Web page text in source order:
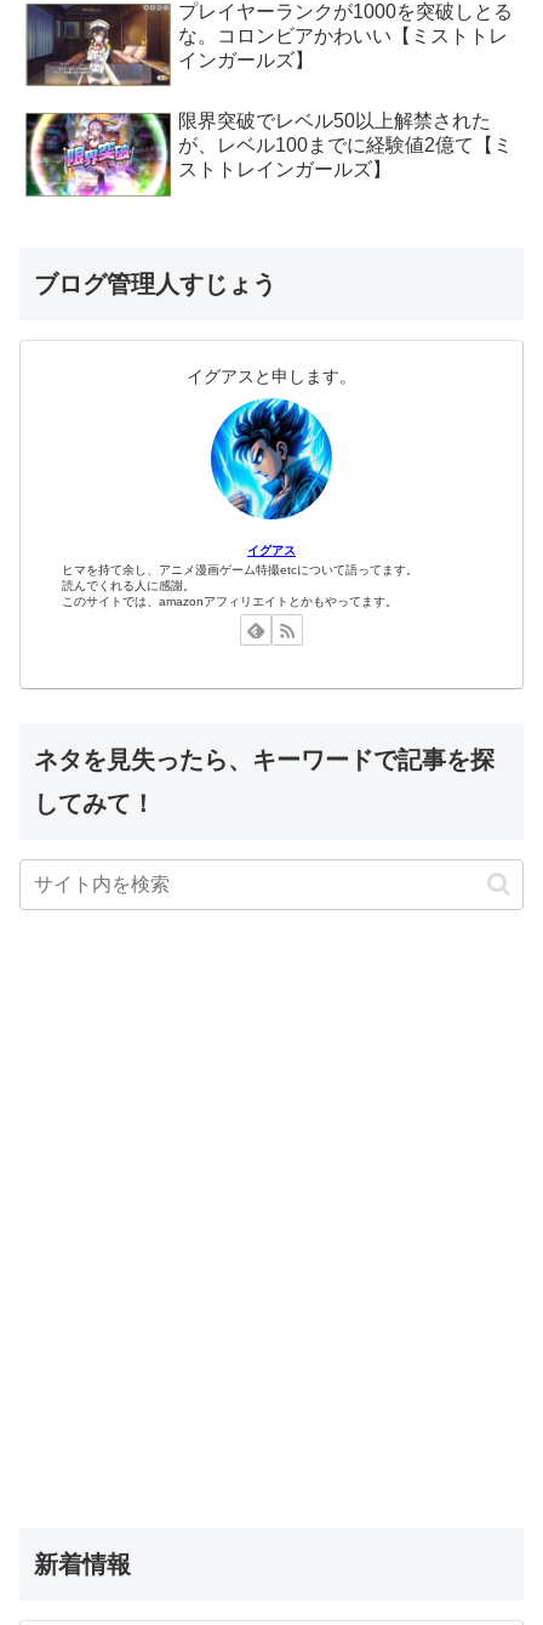
プレイヤーランクが1000を突破しとる
な。コロンビアかわいい【ミストトレ
インガールズ】
限界突破でレベル50以上解禁された
が、レベル100までに経験値2億て【ミ
ストトレインガールズ】
ブログ管理人すじょう
イグアスと申します。
イグアス
ヒマを持て余し、アニメ漫画ゲーム特撮etcについて語ってます。
読んでくれる人に感謝。
このサイトでは、amazonアフィリエイトとかもやってます。
ネタを見失ったら、キーワードで記事を探
してみて！
新着情報